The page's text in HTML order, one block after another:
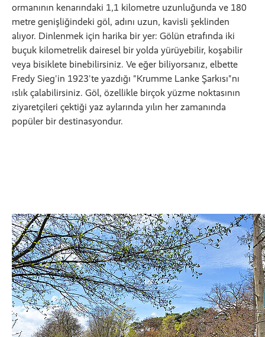
ormanının kenarındaki 1,1 kilometre uzunluğunda ve 180
metre genişliğindeki göl, adını uzun, kavisli şeklinden
alıyor. Dinlenmek için harika bir yer: Gölün etrafında iki
buçuk kilometrelik dairesel bir yolda yürüyebilir, koşabilir
veya bisiklete binebilirsiniz. Ve eğer biliyorsanız, elbette
Fredy Sieg'in 1923'te yazdığı "Krumme Lanke Şarkısı"nı
ıslık çalabilirsiniz. Göl, özellikle birçok yüzme noktasının
ziyaretçileri çektiği yaz aylarında yılın her zamanında
popüler bir destinasyondur.